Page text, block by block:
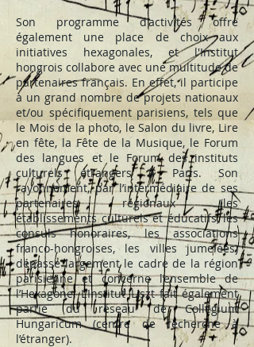
Son programme d'activités offre
également une place de choix aux
initiatives hexagonales, et l'Institut
hongrois collabore avec une multitude de
partenaires français. En effet, il participe
à un grand nombre de projets nationaux
et/ou spécifiquement parisiens, tels que
le Mois de la photo, le Salon du livre, Lire
en fête, la Fête de la Musique, le Forum
des langues et le Forum des instituts
culturels étrangers à Paris. Son
rayonnement, par l’intermédiaire de ses
partenaires régionaux (les
établissements culturels et éducatifs, les
consuls honoraires, les associations
franco-hongroises, les villes jumelées)
dépasse largement le cadre de la région
parisienne et concerne l’ensemble de
l’Hexagone. L’Institut Liszt fait également
partie du réseau de Collegium
Hungaricum (centre de recherche à
l’étranger).